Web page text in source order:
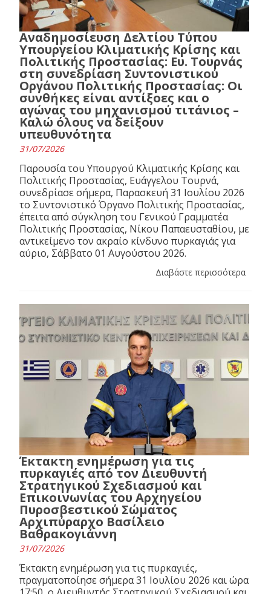
Αναδημοσίευση Δελτίου Τύπου
Υπουργείου Κλιματικής Κρίσης και
Πολιτικής Προστασίας: Ευ. Τουρνάς
στη συνεδρίαση Συντονιστικού
Οργάνου Πολιτικής Προστασίας: Οι
συνθήκες είναι αντίξοες και ο
αγώνας του μηχανισμού τιτάνιος –
Καλώ όλους να δείξουν
υπευθυνότητα
31/07/2026
Παρουσία του Υπουργού Κλιματικής Κρίσης και
Πολιτικής Προστασίας, Ευάγγελου Τουρνά,
συνεδρίασε σήμερα, Παρασκευή 31 Ιουλίου 2026
το Συντονιστικό Όργανο Πολιτικής Προστασίας,
έπειτα από σύγκληση του Γενικού Γραμματέα
Πολιτικής Προστασίας, Νίκου Παπαευσταθίου, με
αντικείμενο τον ακραίο κίνδυνο πυρκαγιάς για
αύριο, Σάββατο 01 Αυγούστου 2026.
Διαβάστε περισσότερα
Έκτακτη ενημέρωση για τις
πυρκαγιές από τον Διευθυντή
Στρατηγικού Σχεδιασμού και
Επικοινωνίας του Αρχηγείου
Πυροσβεστικού Σώματος
Αρχιπύραρχο Βασίλειο
Βαθρακογιάννη
31/07/2026
Έκτακτη ενημέρωση για τις πυρκαγιές,
πραγματοποίησε σήμερα 31 Ιουλίου 2026 και ώρα